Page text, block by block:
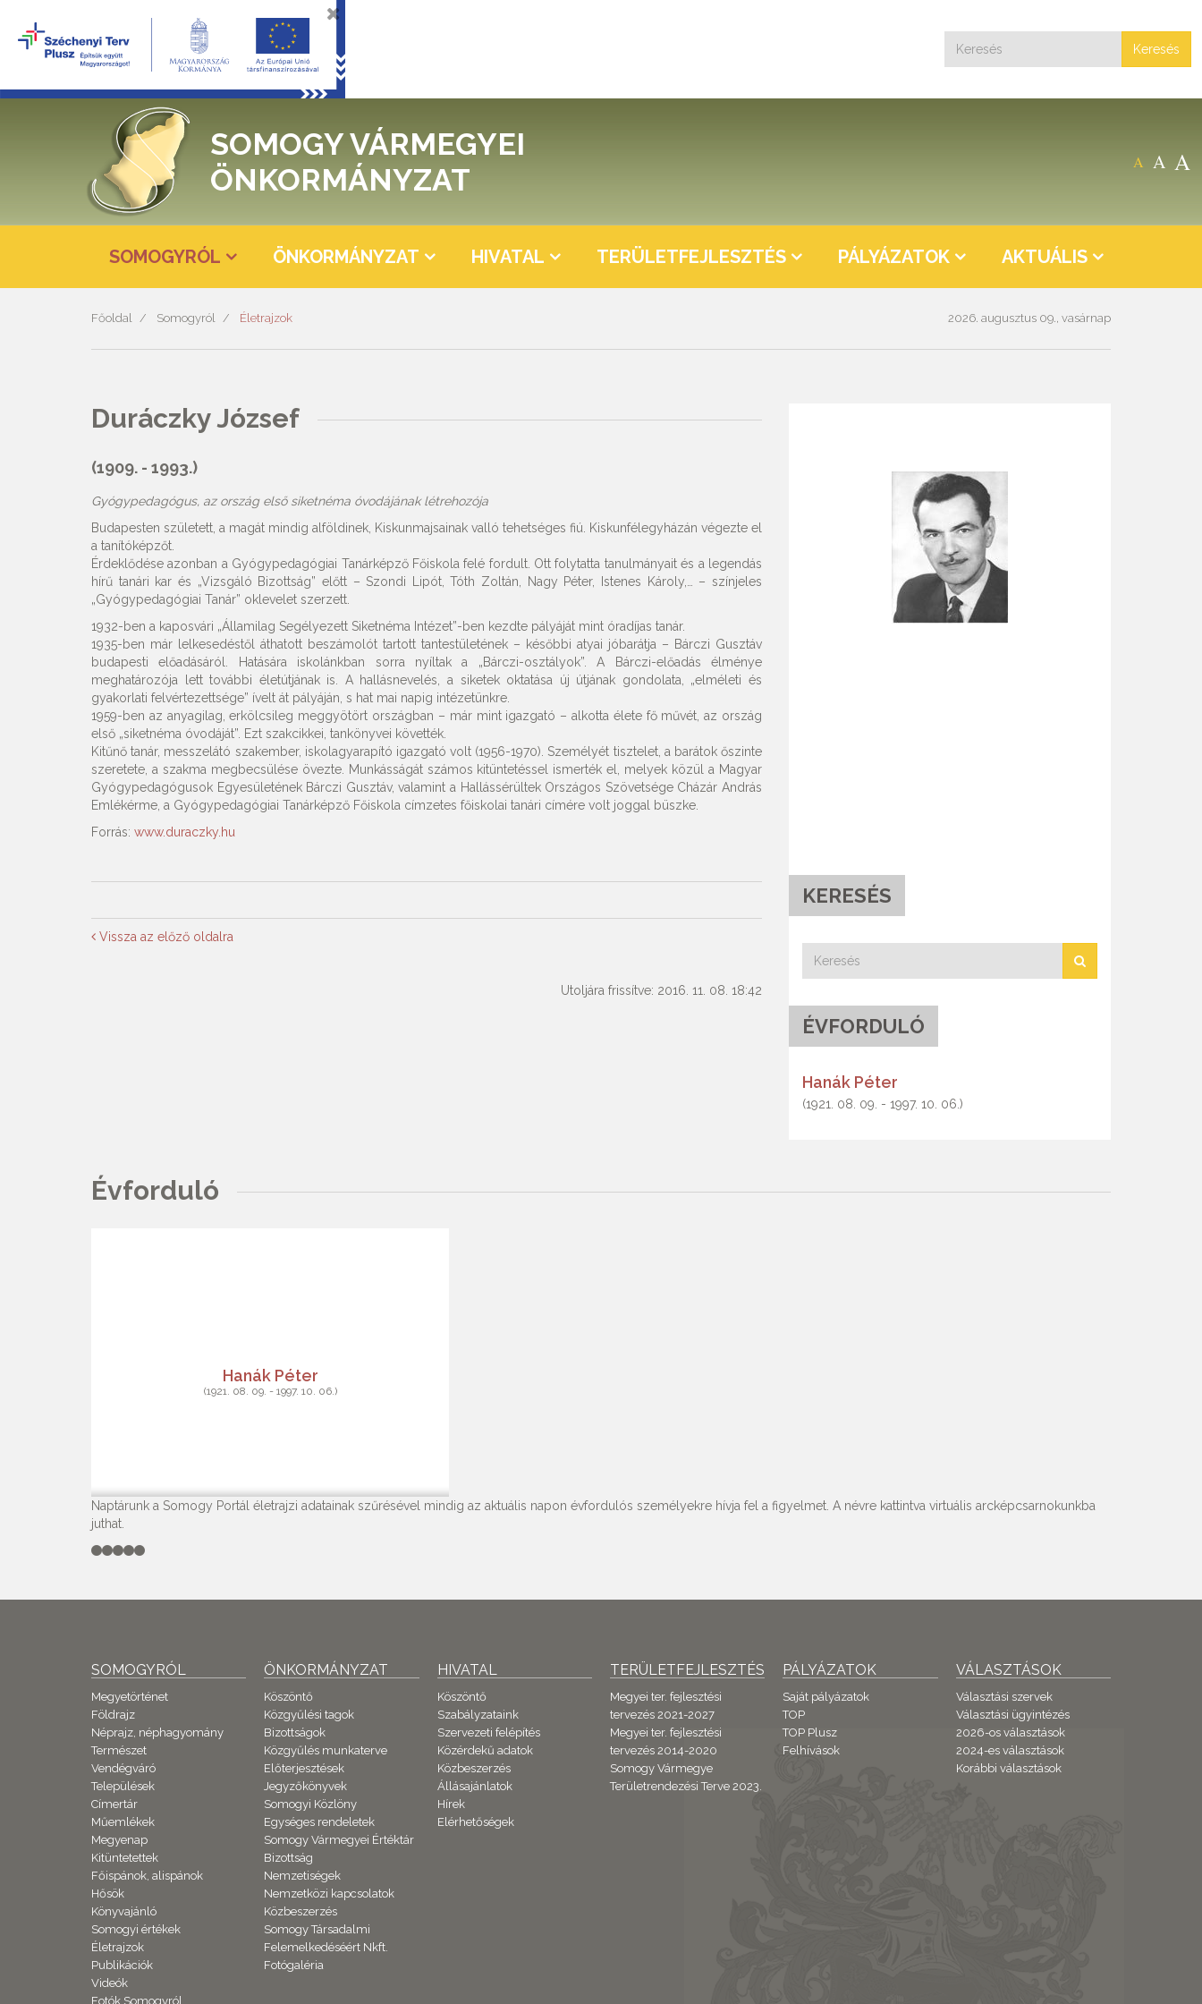
Keresés
A A A
SOMOGY VÁRMEGYEI
ÖNKORMÁNYZAT
SOMOGYRÓL ÖNKORMÁNYZAT HIVATAL TERÜLETFEJLESZTÉS PÁLYÁZATOK AKTUÁLIS
Főoldal Somogyról Életrajzok 2026. augusztus 09., vasárnap
Duráczky József
(1909. - 1993.)
Gyógypedagógus, az ország első siketnéma óvodájának létrehozója
Budapesten született, a magát mindig alföldinek, Kiskunmajsainak valló tehetséges fiú. Kiskunfélegyházán végezte el
a tanítóképzőt.
Érdeklődése azonban a Gyógypedagógiai Tanárképző Főiskola felé fordult. Ott folytatta tanulmányait és a legendás
hírű tanári kar és „Vizsgáló Bizottság” előtt – Szondi Lipót, Tóth Zoltán, Nagy Péter, Istenes Károly,… – színjeles
„Gyógypedagógiai Tanár” oklevelet szerzett.
1932-ben a kaposvári „Államilag Segélyezett Siketnéma Intézet”-ben kezdte pályáját mint óradíjas tanár.
1935-ben már lelkesedéstől áthatott beszámolót tartott tantestületének – későbbi atyai jóbarátja – Bárczi Gusztáv
budapesti előadásáról. Hatására iskolánkban sorra nyíltak a „Bárczi-osztályok”. A Bárczi-előadás élménye
meghatározója lett további életútjának is. A hallásnevelés, a siketek oktatása új útjának gondolata, „elméleti és
gyakorlati felvértezettsége” ívelt át pályáján, s hat mai napig intézetünkre.
1959-ben az anyagilag, erkölcsileg meggyötört országban – már mint igazgató – alkotta élete fő művét, az ország
első „siketnéma óvodáját”. Ezt szakcikkei, tankönyvei követték.
Kitűnő tanár, messzelátó szakember, iskolagyarapító igazgató volt (1956-1970). Személyét tisztelet, a barátok őszinte
szeretete, a szakma megbecsülése övezte. Munkásságát számos kitüntetéssel ismerték el, melyek közül a Magyar
Gyógypedagógusok Egyesületének Bárczi Gusztáv, valamint a Hallássérültek Országos Szövetsége Cházár András
Emlékérme, a Gyógypedagógiai Tanárképző Főiskola címzetes főiskolai tanári címére volt joggal büszke.
Forrás: www.duraczky.hu
Vissza az előző oldalra
Utoljára frissítve: 2016. 11. 08. 18:42
KERESÉS
ÉVFORDULÓ
Hanák Péter
(1921. 08. 09. - 1997. 10. 06.)
Évforduló
Hanák Péter
(1921. 08. 09. - 1997. 10. 06.)
Naptárunk a Somogy Portál életrajzi adatainak szűrésével mindig az aktuális napon évfordulós személyekre hívja fel a figyelmet. A névre kattintva virtuális arcképcsarnokunkba
juthat.
SOMOGYRÓL
Megyetörténet
Földrajz
Néprajz, néphagyomány
Természet
Vendégváró
Települések
Címertár
Műemlékek
Megyenap
Kitüntetettek
Főispánok, alispánok
Hősök
Könyvajánló
Somogyi értékek
Életrajzok
Publikációk
Videók
Fotók Somogyról
ÖNKORMÁNYZAT
Köszöntő
Közgyűlési tagok
Bizottságok
Közgyűlés munkaterve
Előterjesztések
Jegyzőkönyvek
Somogyi Közlöny
Egységes rendeletek
Somogy Vármegyei Értéktár
Bizottság
Nemzetiségek
Nemzetközi kapcsolatok
Közbeszerzés
Somogy Társadalmi
Felemelkedéséért Nkft.
Fotógaléria
HIVATAL
Köszöntő
Szabályzataink
Szervezeti felépítés
Közérdekű adatok
Közbeszerzés
Állásajánlatok
Hírek
Elérhetőségek
TERÜLETFEJLESZTÉS
Megyei ter. fejlesztési
tervezés 2021-2027
Megyei ter. fejlesztési
tervezés 2014-2020
Somogy Vármegye
Területrendezési Terve 2023.
PÁLYÁZATOK
Saját pályázatok
TOP
TOP Plusz
Felhívások
VÁLASZTÁSOK
Választási szervek
Választási ügyintézés
2026-os választások
2024-es választások
Korábbi választások